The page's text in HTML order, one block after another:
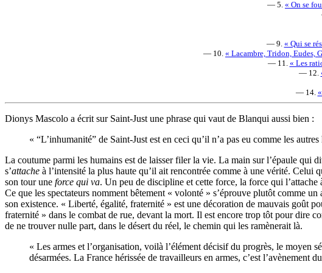
— 5. « On se
— 9. « Qui se
— 10. « Lacambre, Tridon, Eudes,
— 11. « Les
— 12.
— 14.
Dionys Mascolo a écrit sur Saint-Just une phrase qui vaut de Blanqui aussi bien :
« “L’inhumanité” de Saint-Just est en ceci qu’il n’a pas eu comme les
La coutume parmi les humains est de laisser filer la vie. La main sur l’épaule qui
s’attache à l’intensité la plus haute qu’il ait rencontrée comme à une vérité. Celui
son tour une force qui va. Un peu de discipline et cette force, la force qui l’attache
Ce que les spectateurs nomment bêtement « volonté » s’éprouve plutôt comme
son existence. « Liberté, égalité, fraternité » est une décoration de mauvais goût
fraternité » dans le combat de rue, devant la mort. Il est encore trop tôt pour dire
de ne trouver nulle part, dans le désert du réel, le chemin qui les ramènerait là.
« Les armes et l’organisation, voilà l’élément décisif du progrès, le moyen
désarmées. La France hérissée de travailleurs en armes, c’est l’avènement